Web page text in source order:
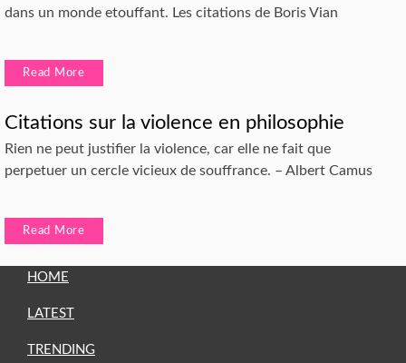
dans un monde etouffant. Les citations de Boris Vian
Read More
Citations sur la violence en philosophie
Rien ne peut justifier la violence, car elle ne fait que
perpetuer un cercle vicieux de souffrance. – Albert Camus
Read More
HOME
LATEST
TRENDING